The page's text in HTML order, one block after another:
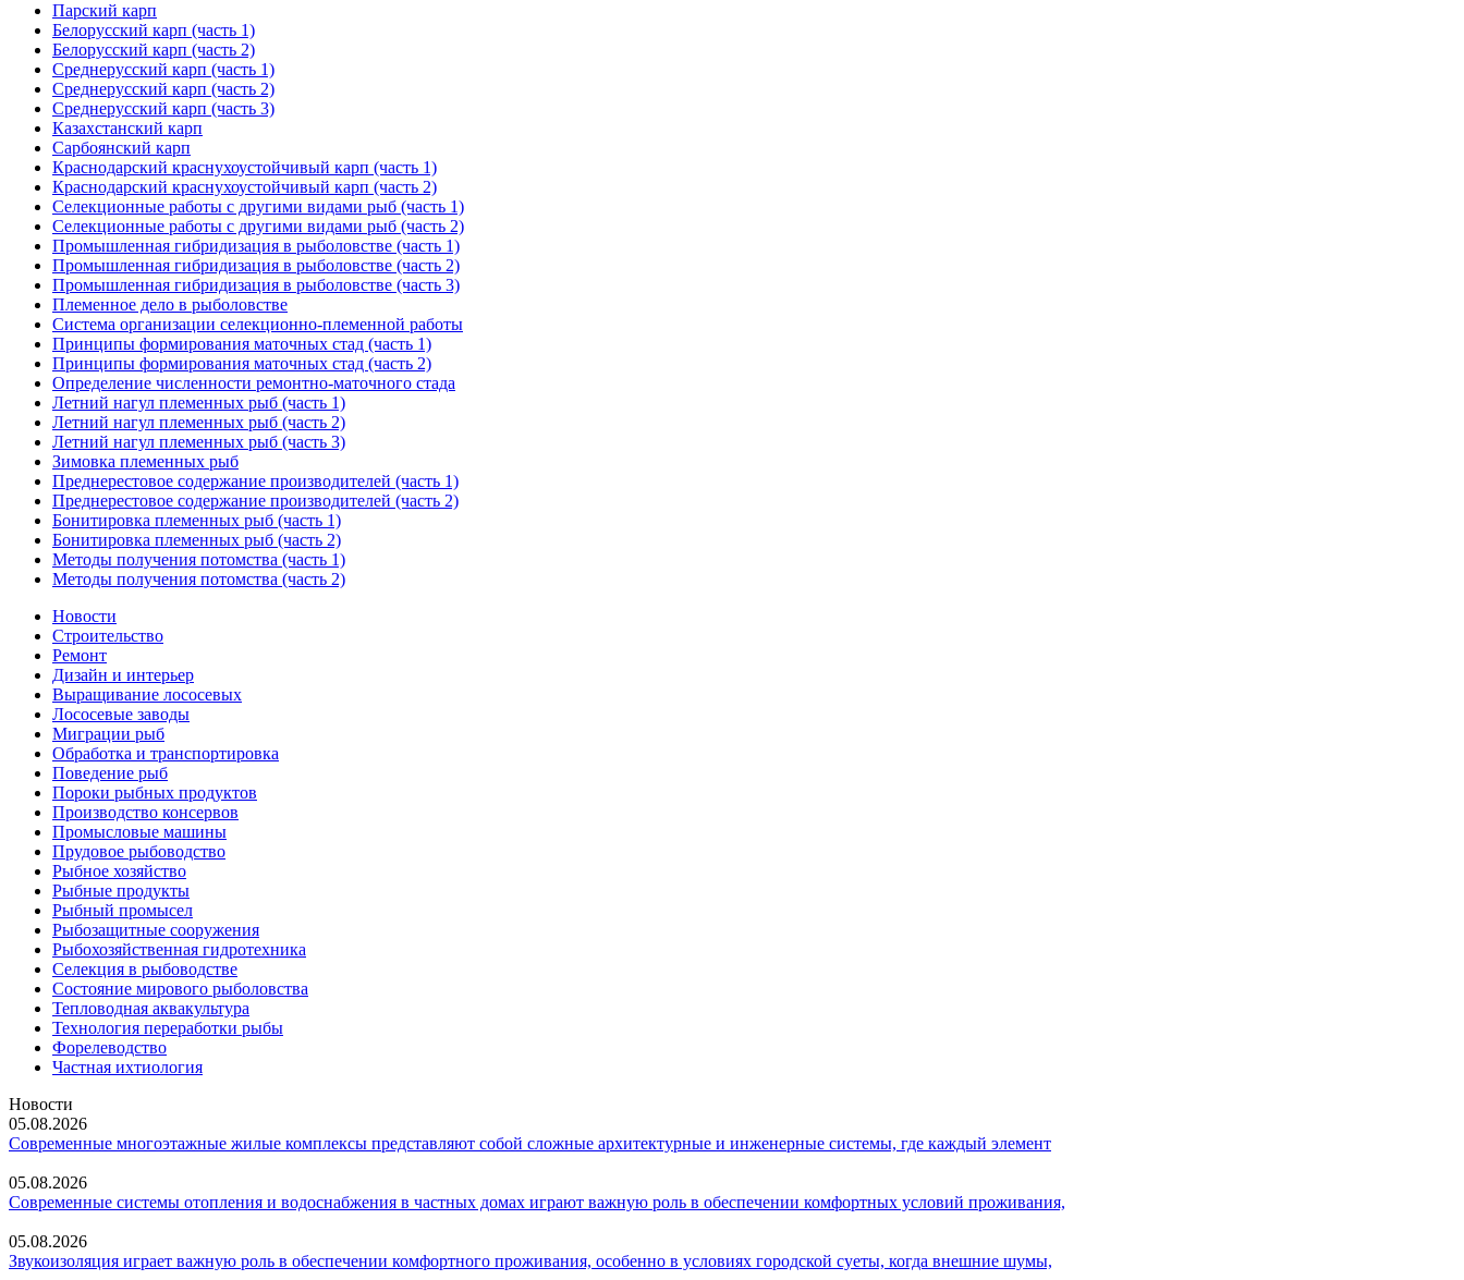
Парский карп
Белорусский карп (часть 1)
Белорусский карп (часть 2)
Среднерусский карп (часть 1)
Среднерусский карп (часть 2)
Среднерусский карп (часть 3)
Казахстанский карп
Сарбоянский карп
Краснодарский краснухоустойчивый карп (часть 1)
Краснодарский краснухоустойчивый карп (часть 2)
Селекционные работы с другими видами рыб (часть 1)
Селекционные работы с другими видами рыб (часть 2)
Промышленная гибридизация в рыболовстве (часть 1)
Промышленная гибридизация в рыболовстве (часть 2)
Промышленная гибридизация в рыболовстве (часть 3)
Племенное дело в рыболовстве
Система организации селекционно-племенной работы
Принципы формирования маточных стад (часть 1)
Принципы формирования маточных стад (часть 2)
Определение численности ремонтно-маточного стада
Летний нагул племенных рыб (часть 1)
Летний нагул племенных рыб (часть 2)
Летний нагул племенных рыб (часть 3)
Зимовка племенных рыб
Преднерестовое содержание производителей (часть 1)
Преднерестовое содержание производителей (часть 2)
Бонитировка племенных рыб (часть 1)
Бонитировка племенных рыб (часть 2)
Методы получения потомства (часть 1)
Методы получения потомства (часть 2)
Новости
Строительство
Ремонт
Дизайн и интерьер
Выращивание лососевых
Лососевые заводы
Миграции рыб
Обработка и транспортировка
Поведение рыб
Пороки рыбных продуктов
Производство консервов
Промысловые машины
Прудовое рыбоводство
Рыбное хозяйство
Рыбные продукты
Рыбный промысел
Рыбозащитные сооружения
Рыбохозяйственная гидротехника
Селекция в рыбоводстве
Состояние мирового рыболовства
Тепловодная аквакультура
Технология переработки рыбы
Форелеводство
Частная ихтиология
Новости
05.08.2026
Современные многоэтажные жилые комплексы представляют собой сложные архитектурные и инженерные системы, где каждый элемент
05.08.2026
Современные системы отопления и водоснабжения в частных домах играют важную роль в обеспечении комфортных условий проживания,
05.08.2026
Звукоизоляция играет важную роль в обеспечении комфортного проживания, особенно в условиях городской суеты, когда внешние шумы,